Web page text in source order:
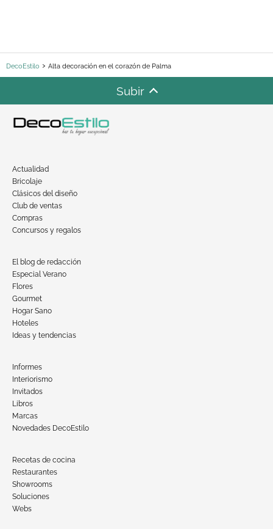
DecoEstilo Alta decoración en el corazón de Palma
Subir
Actualidad
Bricolaje
Clásicos del diseño
Club de ventas
Compras
Concursos y regalos
El blog de redacción
Especial Verano
Flores
Gourmet
Hogar Sano
Hoteles
Ideas y tendencias
Informes
Interiorismo
Invitados
Libros
Marcas
Novedades DecoEstilo
Recetas de cocina
Restaurantes
Showrooms
Soluciones
Webs